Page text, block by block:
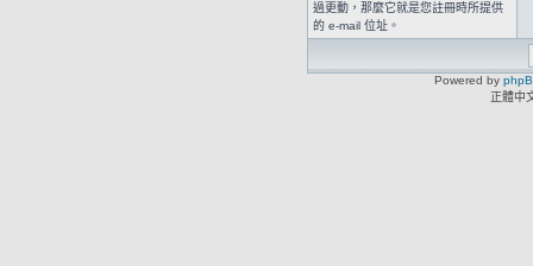
過更動，那麼它就是您註冊時所提供
的 e-mail 位址。
Powered by
正體中